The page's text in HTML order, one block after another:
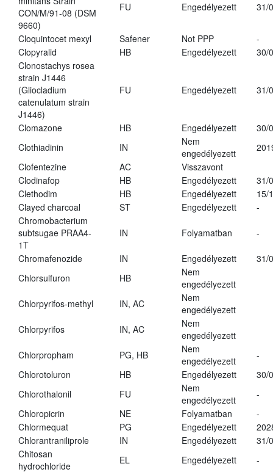
CON/M/91-08 (DSM
9660)
FU Engedélyezett 31/
Cloquintocet mexyl Safener Not PPP
-
Clopyralid
HB Engedélyezett
30/
Clonostachys rosea
strain J1446
(Gliocladium
catenulatum strain
J1446)
FU Engedélyezett 31/
Clomazone HB Engedélyezett
30/
Clothiadinin
IN
Nem
engedélyezett
Clofentezine
AC
Visszavont
Clodinafop
HB Engedélyezett
31/
Clethodim
HB Engedélyezett
15/
Clayed charcoal
ST Engedélyezett
-
Chromobacterium
subtsugae PRAA4-
1T
IN Folyamatban -
Chromafenozide IN Engedélyezett
31/
Chlorsulfuron
HB
Nem
engedélyezett
Chlorpyrifos-methyl
IN, AC
Nem
engedélyezett
Chlorpyrifos
IN, AC
Nem
engedélyezett
Chlorpropham
PG, HB
Nem
engedélyezett
-
Chlorotoluron
HB Engedélyezett
30/
Chlorothalonil
FU
Nem
engedélyezett
-
Chloropicrin
NE Folyamatban
-
Chlormequat
PG Engedélyezett
Chlorantraniliprole
IN Engedélyezett
31/
Chitosan
hydrochloride
EL Engedélyezett -